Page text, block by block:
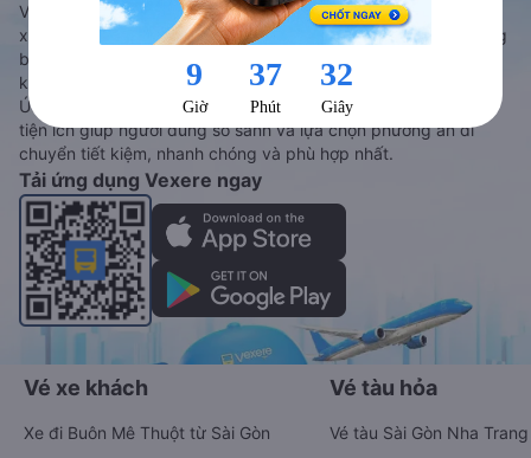
Vexere - ứng dụng đặt vé đa phương tiện với hơn 3000+ nhà
xe chất lượng cao, 5000+ tuyến đường toàn quốc, tất cả hãng
bay và hãng tàu cùng dịch vụ thuê xe máy, xe du lịch phủ
khắp các tỉnh thành tại Việt Nam.
Ứng dụng hiển thị thông tin đầy đủ, minh bạch cùng vô vàn
tiện ích giúp người dùng so sánh và lựa chọn phương án di
chuyển tiết kiệm, nhanh chóng và phù hợp nhất.
Tải ứng dụng Vexere ngay
Vé xe khách
Xe đi Buôn Mê Thuột từ Sài Gòn
Vé tàu hỏa
Vé tàu Sài Gòn Nha Trang